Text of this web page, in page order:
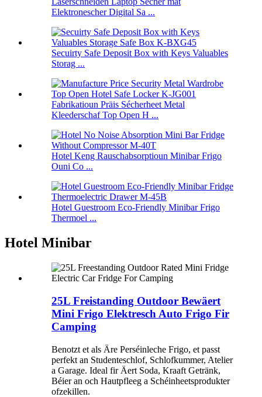
Elektronescher Digital Sa ...
Secuirty Safe Deposit Box with Keys Valuables
Storag ...
Fabrikatioun Präis Sécherheet Metal
Kleederschaf Top Open H ...
Hotel Keng Rauschabsorptioun Minibar Frigo
Ouni Co ...
Hotel Guestroom Eco-Friendly Minibar Frigo
Thermoel ...
Hotel Minibar
25L Freistanding Outdoor Bewäert
Mini Frigo Elektresch Auto Frigo Fir
Camping
Benotzt et als Äre Perséinleche Frigo, et passt
perfekt an Studenteschlof, Schlofkummer, Atelier
a Garage. Ideal fir Äert Soda, Kraaft Getränk,
Béier an och Hautpfleeg a Schéinheetsprodukter
ofzekillen.